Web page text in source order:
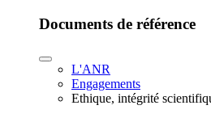
Documents de référence
L'ANR
Engagements
Ethique, intégrité